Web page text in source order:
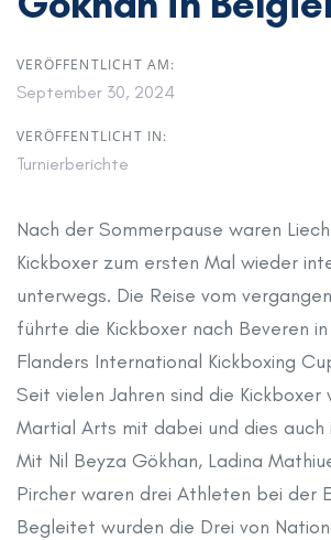
VERÖFFENTLICHT AM:
September 30, 2024
VERÖFFENTLICHT IN:
Turnierberichte
Nach der Sommerpause waren
Kickboxer zum ersten Mal wieder
unterwegs. Die Reise vom
führte die Kickboxer nach Beveren
Flanders International Kickboxing
Seit vielen Jahren sind die Kickboxer
Martial Arts mit dabei und dies auch
Mit Nil Beyza Gökhan, Ladina
Pircher waren drei Athleten bei der
Begleitet wurden die Drei von